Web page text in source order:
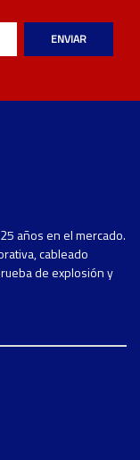
ENVIAR
años en el mercado.
cableado
de explosión y